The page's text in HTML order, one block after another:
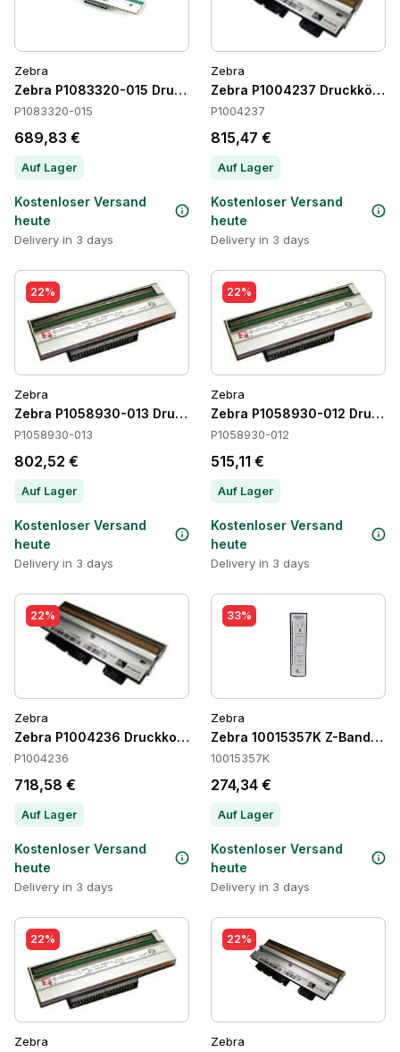
Zebra
Zebra P1083320-015 Druckkopf
P1083320-015
689,83 €
Auf Lager
Kostenloser Versand
heute
Delivery in 3 days
Zebra
Zebra P1004237 Druckköpfe
P1004237
815,47 €
Auf Lager
Kostenloser Versand
heute
Delivery in 3 days
22%
Zebra
Zebra P1058930-013 Druckköpfe
P1058930-013
802,52 €
Auf Lager
Kostenloser Versand
heute
Delivery in 3 days
22%
Zebra
Zebra P1058930-012
P1058930-012
515,11 €
Auf Lager
Kostenloser Versand
heute
Delivery in 3 days
22%
Zebra
Zebra P1004236 Druckkopf
P1004236
718,58 €
Auf Lager
Kostenloser Versand
heute
Delivery in 3 days
33%
Zebra
Zebra 10015357K Z-Band
10015357K
274,34 €
Auf Lager
Kostenloser Versand
heute
Delivery in 3 days
22%
Zebra
22%
Zebra